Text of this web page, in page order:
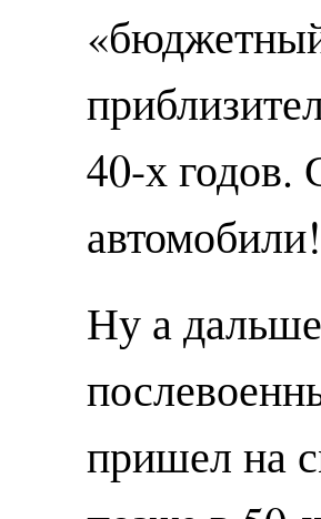
40-х годов.
автомобили!
Ну а
пришел на